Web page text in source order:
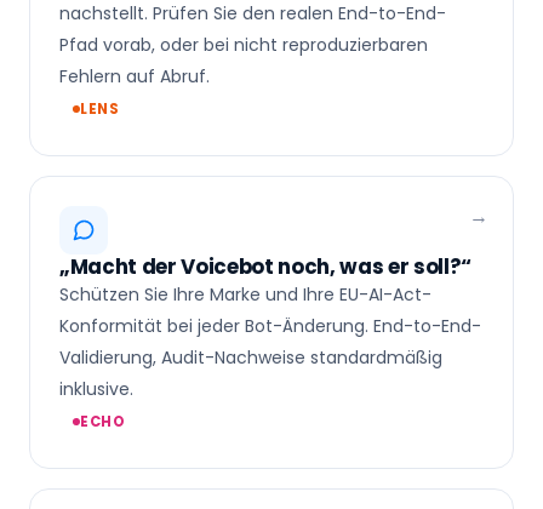
nachstellt. Prüfen Sie den realen End-to-End-
Pfad vorab, oder bei nicht reproduzierbaren
Fehlern auf Abruf.
LENS
„Macht der Voicebot noch, was er soll?“
Schützen Sie Ihre Marke und Ihre EU-AI-Act-
Konformität bei jeder Bot-Änderung. End-to-End-
Validierung, Audit-Nachweise standardmäßig
inklusive.
ECHO